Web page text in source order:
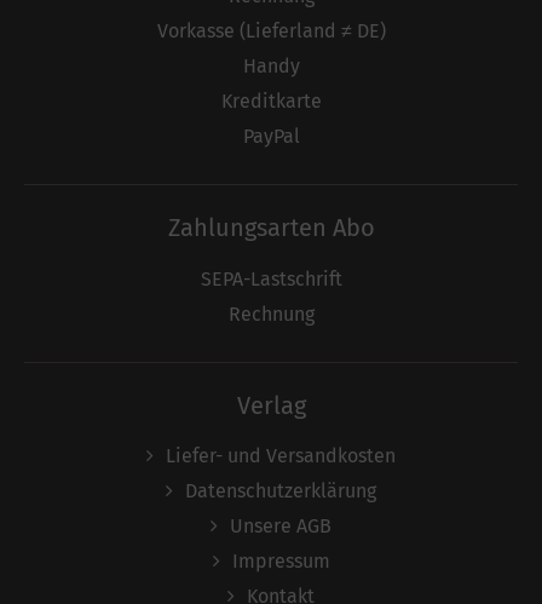
Vorkasse (Lieferland ≠ DE)
Handy
Kreditkarte
PayPal
Zahlungsarten Abo
SEPA-Lastschrift
Rechnung
Verlag
Liefer- und Versandkosten
Datenschutzerklärung
Unsere AGB
Impressum
Kontakt